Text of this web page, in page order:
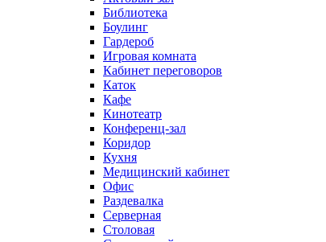
Библиотека
Боулинг
Гардероб
Игровая комната
Кабинет переговоров
Каток
Кафе
Кинотеатр
Конференц-зал
Коридор
Кухня
Медицинский кабинет
Офис
Раздевалка
Серверная
Столовая